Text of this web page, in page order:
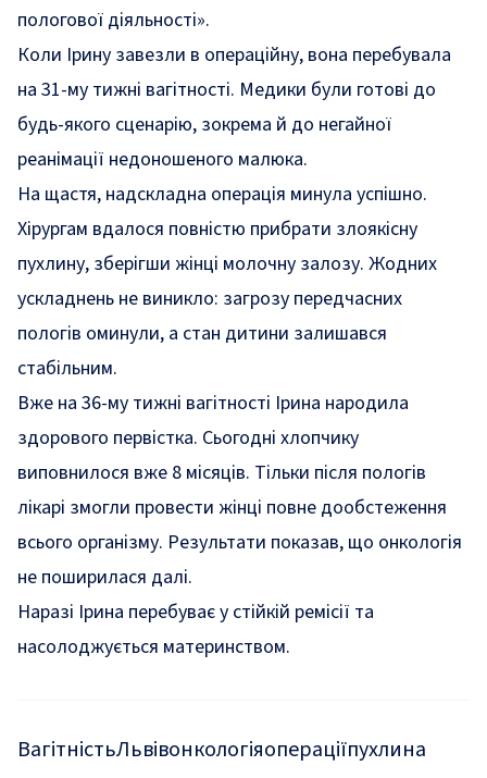
пологової діяльності».
Коли Ірину завезли в операційну, вона перебувала
на 31-му тижні вагітності. Медики були готові до
будь-якого сценарію, зокрема й до негайної
реанімації недоношеного малюка.
На щастя, надскладна операція минула успішно.
Хірургам вдалося повністю прибрати злоякісну
пухлину, зберігши жінці молочну залозу. Жодних
ускладнень не виникло: загрозу передчасних
пологів оминули, а стан дитини залишався
стабільним.
Вже на 36-му тижні вагітності Ірина народила
здорового первістка. Сьогодні хлопчику
виповнилося вже 8 місяців. Тільки після пологів
лікарі змогли провести жінці повне дообстеження
всього організму. Результати показав, що онкологія
не поширилася далі.
Наразі Ірина перебуває у стійкій ремісії та
насолоджується материнством.
ВагітністьЛьвівонкологіяопераціїпухлина